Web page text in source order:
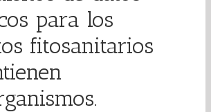
para los
fitosanitarios